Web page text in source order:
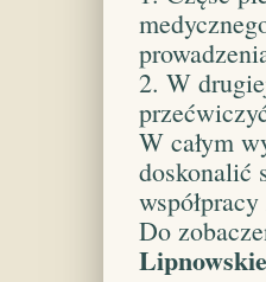
2. W
W całym
doskonalić
Do